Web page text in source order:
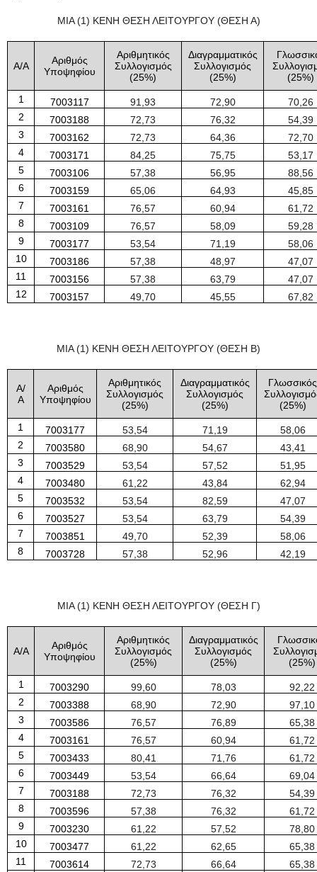
ΜΙΑ (1) ΚΕΝΗ ΘΕΣΗ ΛΕΙΤΟΥΡΓΟΥ (ΘΕΣΗ Α)
Α/Α
Αριθμός
Υποψηφίου
Αριθμητικός
Συλλογισμός
(25%)
Διαγραμματικός
Συλλογισμός
(25%)
(25%)
1
7003117 91 93 72 90 70 26
2
7003188 72 73 76 32 54 39
3
7003162 72 73 64, 36 72 70
4
7003171 84 25 75, 75 53 17
5
7003106 57 38 56 95 88 56
6
7003159 65 06 64, 93 45 85
7
7003161 76 57 60, 94 61 72
8
7003109 76 57 58 09 59 28
9
7003177 53 54 71 19 58 06
10
7003186 57 38 48 97 47 07
11
7003156 57 38 63 79 47 07
12
7003157 49 70 45, 55 67 82
ΜΙΑ (1) ΚΕΝΗ ΘΕΣΗ ΛΕΙΤΟΥΡΓΟΥ (ΘΕΣΗ Β)
Α/
Α
Αριθμός
Υποψηφίου
Αριθμητικός
Συλλογισμός
(25%)
Διαγραμματικός
Συλλογισμός
(25%)
Γλωσσικός
(25%)
1
7003177 53 54 71 19 58 06
2
7003580 68 90 54, 67 43 41
3
7003529 53 54 57 52 51 95
4
7003480 61 22 43 84 62 94
5
7003532 53 54 82 59 47 07
6
7003527 53 54 63 79 54, 39
7
7003851 49, 70 52 39 58 06
8
7003728 57 38 52 96 42 19
ΜΙΑ (1) ΚΕΝΗ ΘΕΣΗ ΛΕΙΤΟΥΡΓΟΥ (ΘΕΣΗ Γ)
Α/Α
Αριθμός
Υποψηφίου
Αριθμητικός
Συλλογισμός
(25%)
Διαγραμματικός
Συλλογισμός
(25%)
(25%)
1
7003290 99, 60 78 03 92 22
2
7003388 68 90 72 90 97 10
3
7003586 76 57 76 89 65, 38
4
7003161 76 57 60, 94 61 72
5
7003433 80, 41 71 76 61 72
6
7003449 53 54 66 64 69, 04
7
7003188 72 73 76 32 54, 39
8
7003596 57 38 76 32 61 72
9
7003230 61 22 57 52 78 80
10
7003477 61 22 62 65 65, 38
11
7003614 72 73 66 64 65, 38